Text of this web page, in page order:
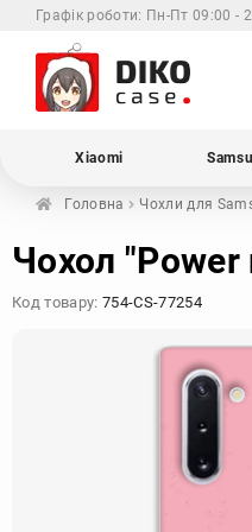
Графік роботи: Пн-Пт 09:00 -
Xiaomi
Головна Чохли для
Чохол "Power
Код товару: 754-CS-77254